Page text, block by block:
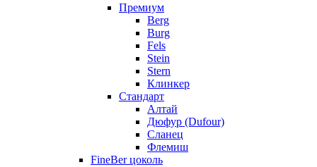
Премиум
Berg
Burg
Fels
Stein
Stern
Клинкер
Стандарт
Алтай
Дюфур (Dufour)
Сланец
Флемиш
FineBer цоколь